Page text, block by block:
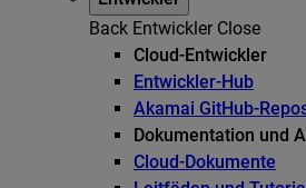
Back Entwickler Close
Cloud-Entwickler
Entwickler-Hub
Akamai GitHub-
Dokumentation und
Cloud-Dokumente